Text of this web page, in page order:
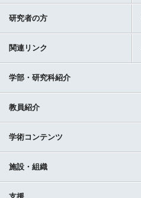
研究者の方
関連リンク
学部・研究科紹介
教員紹介
学術コンテンツ
施設・組織